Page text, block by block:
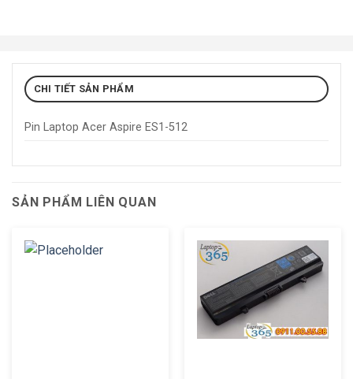
CHI TIẾT SẢN PHẨM
Pin Laptop Acer Aspire ES1-512
SẢN PHẨM LIÊN QUAN